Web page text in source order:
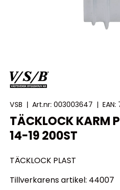
VSB | Art.nr: 003003647 | EAN:
TÄCKLOCK KARM
14-19 200ST
TÄCKLOCK PLAST
Tillverkarens artikel: 44007